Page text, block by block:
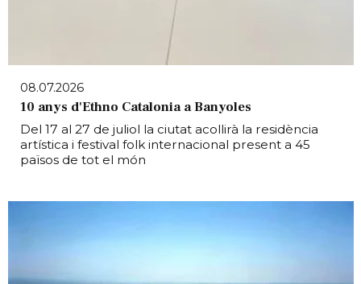
08.07.2026
10 anys d'Ethno Catalonia a Banyoles
Del 17 al 27 de juliol la ciutat acollirà la residència
artística i festival folk internacional present a 45
països de tot el món